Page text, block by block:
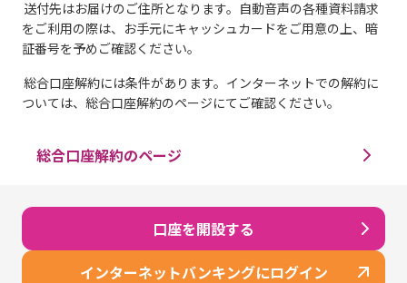
フリーダイヤル
0120-13-1089
受付時間 9:00～18:00
中無休
イオン銀行ダイレクトご利用カード（確認番
号表）の紛失
キャッシュカードの暗証番号の変更
インターネットバンキングのパスワードなど
のロック・失念
インターネットバンキングのパスワード変更
確認番号のロック
残高証明書の発行
取引明細証明書の発行
送付先はお届けのご住所となります。自動音声の各種資料請求
をご利用の際は、お手元にキャッシュカードをご用意の上、暗
証番号を予めご確認ください。
総合口座解約には条件があります。インターネットでの解約に
ついては、総合口座解約のページにてご確認ください。
総合口座解約のページ
口座を開設する
インターネットバンキングにログイン